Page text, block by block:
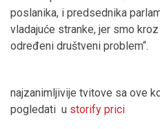
poslanika, i predsednika
vladajuće stranke, jer smo
određeni društveni problem“.
najzanimljivije tvitove sa ove
pogledati u storify prici